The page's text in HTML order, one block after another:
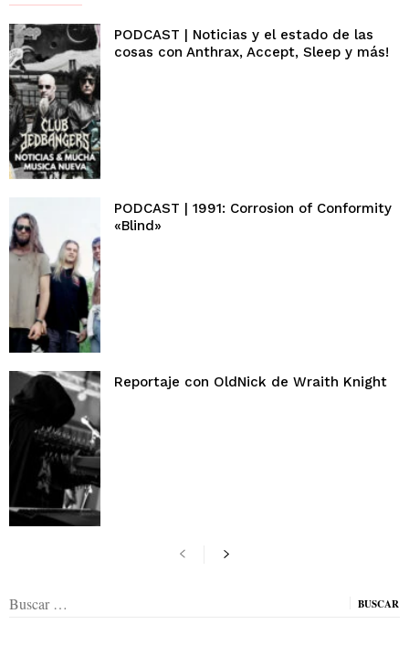
PODCAST | Noticias y el estado de las
cosas con Anthrax, Accept, Sleep y más!
PODCAST | 1991: Corrosion of Conformity
«Blind»
Reportaje con OldNick de Wraith Knight
Buscar: